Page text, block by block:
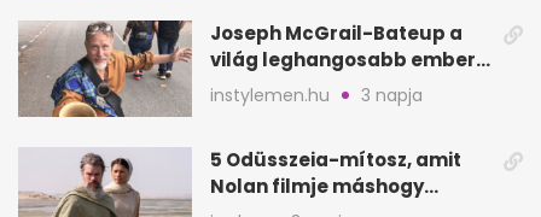
Joseph McGrail-Bateup a
világ leghangosabb embere
lett Ausztráliából
instylemen.hu 3 napja
5 Odüsszeia-mítosz, amit
Nolan filmje máshogy